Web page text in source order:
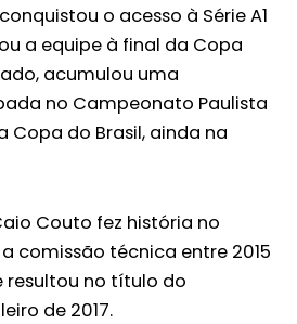
o acesso à Série A1
a equipe à final da Copa
acumulou uma
no Campeonato Paulista
Copa do Brasil, ainda na
Couto fez história no
comissão técnica entre 2015
resultou no título do
de 2017.